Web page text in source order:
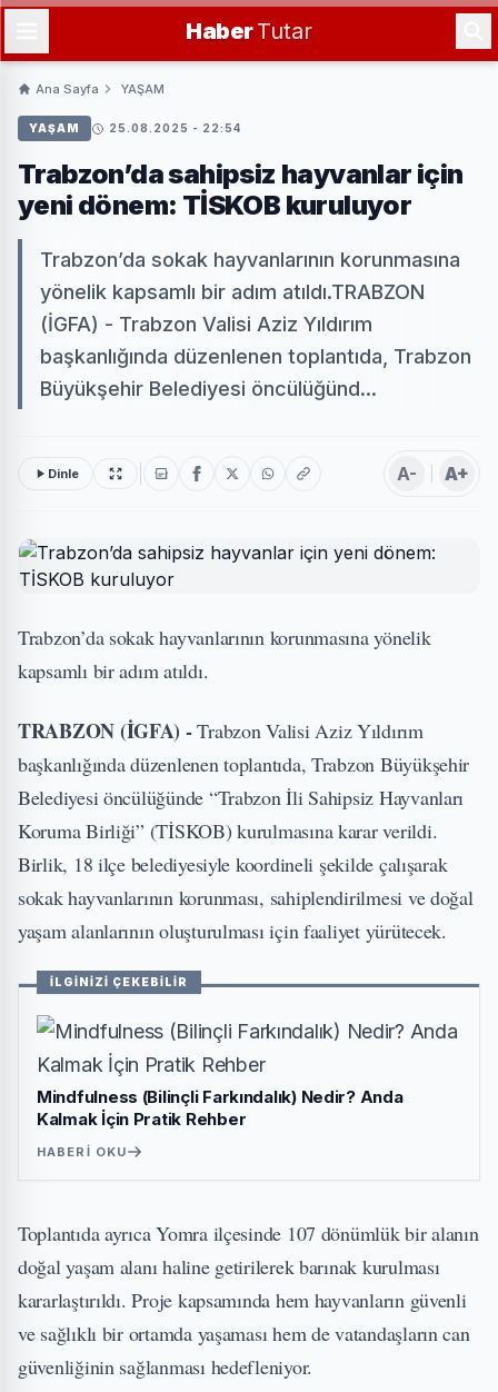
HaberTutar
Ana Sayfa YAŞAM
YAŞAM 25.08.2025 - 22:54
Trabzon’da sahipsiz hayvanlar için
yeni dönem: TİSKOB kuruluyor
Trabzon’da sokak hayvanlarının korunmasına
yönelik kapsamlı bir adım atıldı.TRABZON
(İGFA) - Trabzon Valisi Aziz Yıldırım
başkanlığında düzenlenen toplantıda, Trabzon
Büyükşehir Belediyesi öncülüğünd...
Dinle A- A+
Trabzon’da sokak hayvanlarının korunmasına yönelik
kapsamlı bir adım atıldı.
TRABZON (İGFA) -Trabzon Valisi Aziz Yıldırım
başkanlığında düzenlenen toplantıda, Trabzon Büyükşehir
Belediyesi öncülüğünde “Trabzon İli Sahipsiz Hayvanları
Koruma Birliği” (TİSKOB) kurulmasına karar verildi.
Birlik, 18 ilçe belediyesiyle koordineli şekilde çalışarak
sokak hayvanlarının korunması, sahiplendirilmesi ve doğal
yaşam alanlarının oluşturulması için faaliyet yürütecek.
İLGİNİZİ ÇEKEBİLİR
Mindfulness (Bilinçli Farkındalık) Nedir? Anda
Kalmak İçin Pratik Rehber
HABERI OKU
Toplantıda ayrıca Yomra ilçesinde 107 dönümlük bir alanın
doğal yaşam alanı haline getirilerek barınak kurulması
kararlaştırıldı. Proje kapsamında hem hayvanların güvenli
ve sağlıklı bir ortamda yaşaması hem de vatandaşların can
güvenliğinin sağlanması hedefleniyor.